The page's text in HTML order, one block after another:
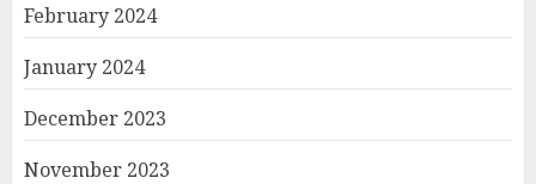
February 2024
January 2024
December 2023
November 2023